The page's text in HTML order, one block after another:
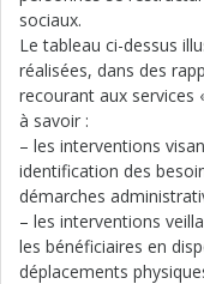
sociaux.
Le tableau ci-dessus
réalisées, dans des
recourant aux services
à savoir :
– les interventions
identification des
démarches
– les interventions
les bénéficiaires en
déplacements